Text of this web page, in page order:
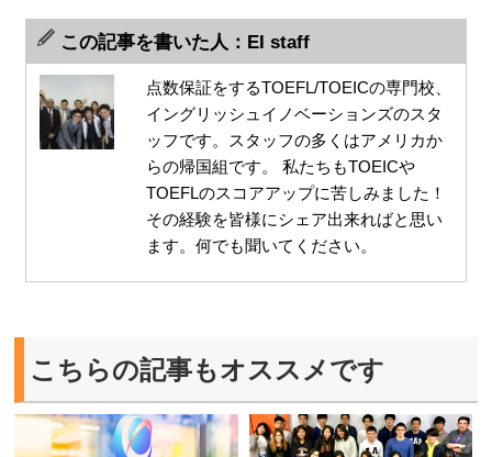
この記事を書いた人：EI staff
点数保証をするTOEFL/TOEICの専門校、
イングリッシュイノベーションズのスタ
ッフです。スタッフの多くはアメリカか
らの帰国組です。 私たちもTOEICや
TOEFLのスコアアップに苦しみました！
その経験を皆様にシェア出来ればと思い
ます。何でも聞いてください。
こちらの記事もオススメです